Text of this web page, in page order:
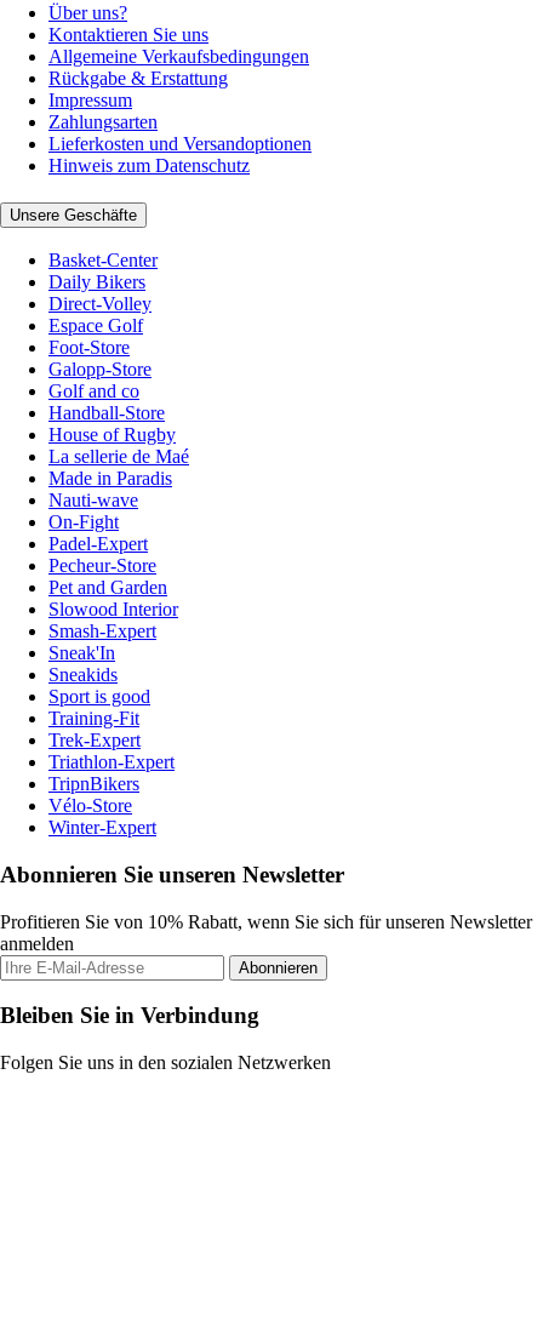
Über uns?
Kontaktieren Sie uns
Allgemeine Verkaufsbedingungen
Rückgabe & Erstattung
Impressum
Zahlungsarten
Lieferkosten und Versandoptionen
Hinweis zum Datenschutz
Unsere Geschäfte
Basket-Center
Daily Bikers
Direct-Volley
Espace Golf
Foot-Store
Galopp-Store
Golf and co
Handball-Store
House of Rugby
La sellerie de Maé
Made in Paradis
Nauti-wave
On-Fight
Padel-Expert
Pecheur-Store
Pet and Garden
Slowood Interior
Smash-Expert
Sneak'In
Sneakids
Sport is good
Training-Fit
Trek-Expert
Triathlon-Expert
TripnBikers
Vélo-Store
Winter-Expert
Abonnieren Sie unseren Newsletter
Profitieren Sie von 10% Rabatt, wenn Sie sich für unseren Newsletter
anmelden
Abonnieren
Bleiben Sie in Verbindung
Folgen Sie uns in den sozialen Netzwerken